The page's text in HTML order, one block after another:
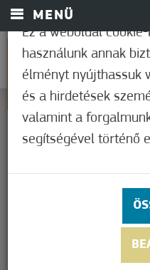
MENÜ
This page can't load
Do you own this website?
Ez a weboldal
használunk annak
élményt nyújthassuk
és a hirdetések
valamint a
segítségével történő